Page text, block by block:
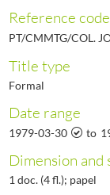
Reference code
PT/CMMTG/COL.
Title type
Formal
Date range
1979-03-30 to
Dimension and
1 doc. (4 fl.); papel